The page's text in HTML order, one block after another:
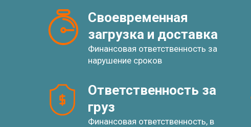
Своевременная
загрузка и доставка
Финансовая ответственность за
нарушение сроков
Ответственность за
груз
Финансовая ответственность, в